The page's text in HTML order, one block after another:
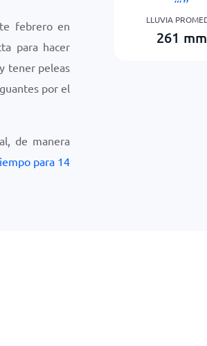
febrero en
para hacer
tener peleas
por el
de manera
para 14
LLUVIA
261 mm